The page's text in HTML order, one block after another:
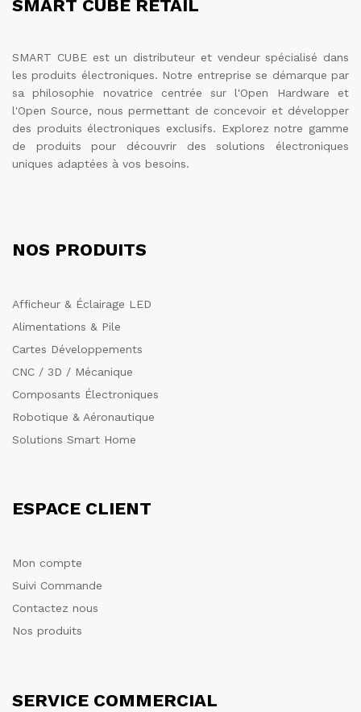
SMART CUBE RETAIL
SMART CUBE est un distributeur et vendeur spécialisé dans
les produits électroniques. Notre entreprise se démarque par
sa philosophie novatrice centrée sur l'Open Hardware et
l'Open Source, nous permettant de concevoir et développer
des produits électroniques exclusifs. Explorez notre gamme
de produits pour découvrir des solutions électroniques
uniques adaptées à vos besoins.
NOS PRODUITS
Afficheur & Éclairage LED
Alimentations & Pile
Cartes Développements
CNC / 3D / Mécanique
Composants Électroniques
Robotique & Aéronautique
Solutions Smart Home
ESPACE CLIENT
Mon compte
Suivi Commande
Contactez nous
Nos produits
SERVICE COMMERCIAL